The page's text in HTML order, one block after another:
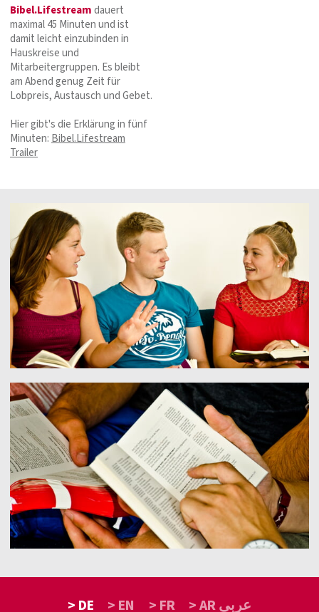
Bibel.Lifestreamdauert
maximal 45 Minuten und ist
damit leicht einzubinden in
Hauskreise und
Mitarbeitergruppen. Es bleibt
am Abend genug Zeit für
Lobpreis, Austausch und Gebet.
Hier gibt's die Erklärung in fünf
Minuten: Bibel.Lifestream
Trailer
> DE > EN > FR > AR عربى